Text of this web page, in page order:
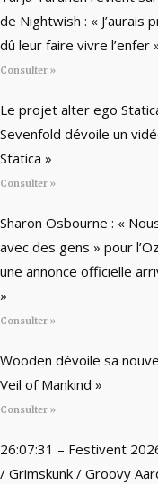
de Nightwish : « J’aurais
dû leur faire vivre l’enfer
Consulter »
Le projet alter ego
Sevenfold dévoile un
Statica »
Consulter »
Sharon Osbourne : «
avec des gens » pour
une annonce officielle
»
Consulter »
Wooden dévoile sa
Veil of Mankind »
Consulter »
26:07:31 – Festivent
/ Grimskunk / Groovy